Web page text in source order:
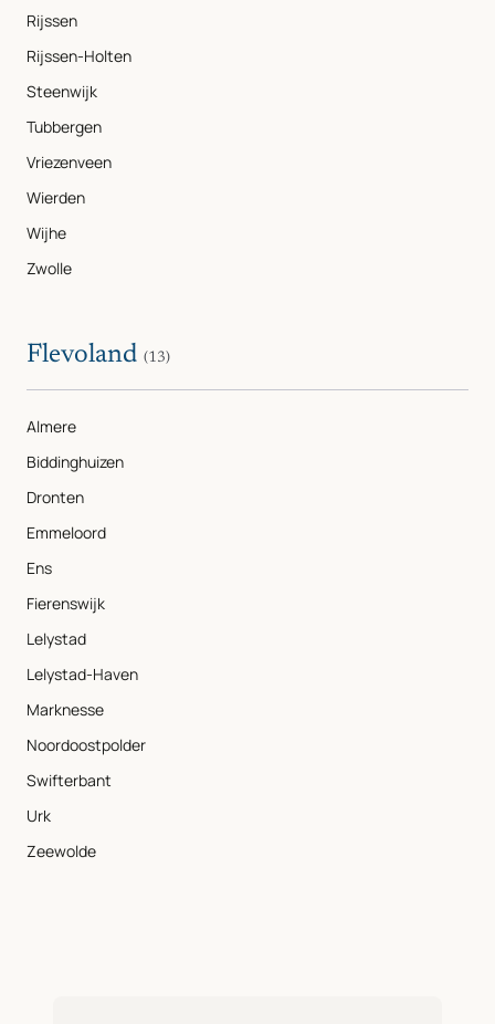
Rijssen
Rijssen-Holten
Steenwijk
Tubbergen
Vriezenveen
Wierden
Wijhe
Zwolle
Flevoland (13)
Almere
Biddinghuizen
Dronten
Emmeloord
Ens
Fierenswijk
Lelystad
Lelystad-Haven
Marknesse
Noordoostpolder
Swifterbant
Urk
Zeewolde